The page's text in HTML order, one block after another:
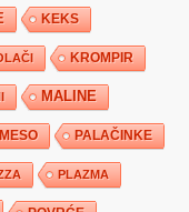
KEKS
KROMPIR
MALINE
PALAČINKE
PLAZMA